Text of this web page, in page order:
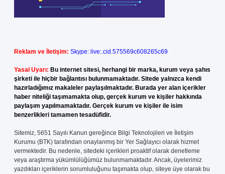
Reklam ve İletişim: Skype: live:.cid.575569c608265c69
Yasal Uyarı: Bu internet sitesi, herhangi bir marka, kurum veya şahıs
şirketi ile hiçbir bağlantısı bulunmamaktadır. Sitede yalnızca kendi
hazırladığımız makaleler paylaşılmaktadır. Burada yer alan içerikler
haber niteliği taşımamakta olup, gerçek kurum ve kişiler hakkında
paylaşım yapılmamaktadır. Gerçek kurum ve kişiler ile isim
benzerlikleri tamamen tesadüfidir.
Sitemiz, 5651 Sayılı Kanun gereğince Bilgi Teknolojileri ve İletişim
Kurumu (BTK) tarafından onaylanmış bir Yer Sağlayıcı olarak hizmet
vermektedir. Bu nedenle, sitedeki içerikleri proaktif olarak denetleme
veya araştırma yükümlülüğümüz bulunmamaktadır. Ancak, üyelerimiz
yazdıkları içeriklerin sorumluluğunu taşımakta olup, siteye üye olarak bu